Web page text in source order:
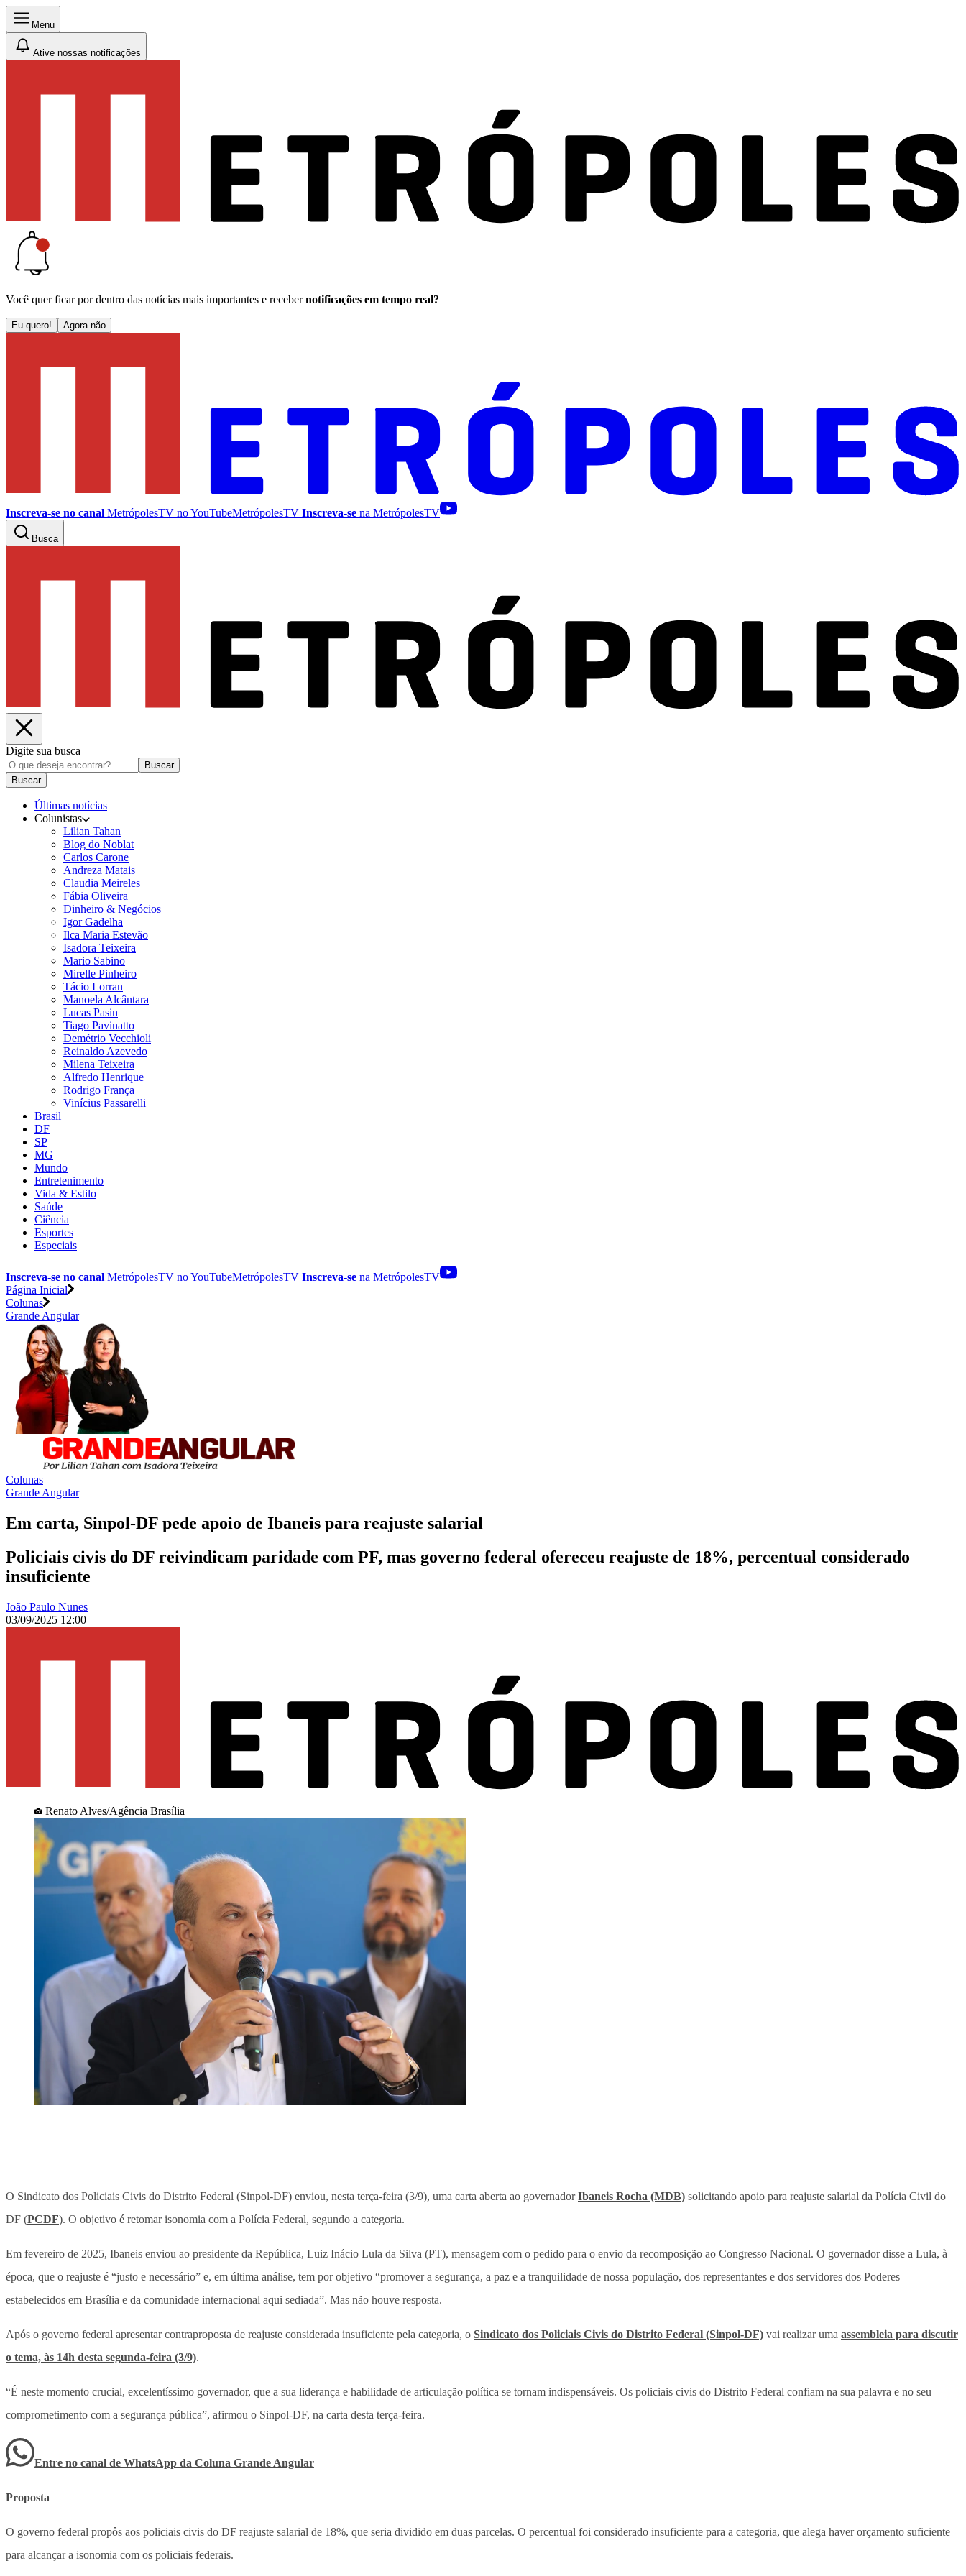
Menu
Ative nossas notificações
Você quer ficar por dentro das notícias mais importantes e receber notificações em tempo real?
Eu quero! Agora não
Inscreva-se no canal MetrópolesTV noYouTubeMetrópolesTV Inscreva-se na MetrópolesTV
Busca
Digite sua busca
Buscar
Buscar
Últimas notícias
Colunistas
Lilian Tahan
Blog do Noblat
Carlos Carone
Andreza Matais
Claudia Meireles
Fábia Oliveira
Dinheiro & Negócios
Igor Gadelha
Ilca Maria Estevão
Isadora Teixeira
Mario Sabino
Mirelle Pinheiro
Tácio Lorran
Manoela Alcântara
Lucas Pasin
Tiago Pavinatto
Demétrio Vecchioli
Reinaldo Azevedo
Milena Teixeira
Alfredo Henrique
Rodrigo França
Vinícius Passarelli
Brasil
DF
SP
MG
Mundo
Entretenimento
Vida & Estilo
Saúde
Ciência
Esportes
Especiais
Inscreva-se no canal MetrópolesTV noYouTubeMetrópolesTV Inscreva-se na MetrópolesTV
Página Inicial
Colunas
Grande Angular
Colunas
Grande Angular
Em carta, Sinpol-DF pede apoio de Ibaneis para reajuste salarial
Policiais civis do DF reivindicam paridade com PF, mas governo federal ofereceu reajuste de 18%, percentual considerado
insuficiente
João Paulo Nunes
03/09/2025 12:00
Renato Alves/Agência Brasília
O Sindicato dos Policiais Civis do Distrito Federal (Sinpol-DF) enviou, nesta terça-feira (3/9), uma carta aberta ao governadorIbaneis Rocha (MDB) solicitando apoio para reajuste salarial da Polícia Civil do
DF (PCDF). O objetivo é retomar isonomia com a Polícia Federal, segundo a categoria.
Em fevereiro de 2025, Ibaneis enviou ao presidente da República, Luiz Inácio Lula da Silva (PT), mensagem com o pedido para o envio da recomposição ao Congresso Nacional. O governador disse a Lula, à
época, que o reajuste é “justo e necessário” e, em última análise, tem por objetivo “promover a segurança, a paz e a tranquilidade de nossa população, dos representantes e dos servidores dos Poderes
estabelecidos em Brasília e da comunidade internacional aqui sediada”. Mas não houve resposta.
Após o governo federal apresentar contraproposta de reajuste considerada insuficiente pela categoria, o Sindicato dos Policiais Civis do Distrito Federal (Sinpol-DF) vai realizar uma assembleia para discutir
o tema, às 14h desta segunda-feira (3/9).
“É neste momento crucial, excelentíssimo governador, que a sua liderança e habilidade de articulação política se tornam indispensáveis. Os policiais civis do Distrito Federal confiam na sua palavra e no seu
comprometimento com a segurança pública”, afirmou o Sinpol-DF, na carta desta terça-feira.
Entre no canal de WhatsApp da Coluna Grande Angular
Proposta
O governo federal propôs aos policiais civis do DF reajuste salarial de 18%, que seria dividido em duas parcelas. O percentual foi considerado insuficiente para a categoria, que alega haver orçamento suficiente
para alcançar a isonomia com os policiais federais.